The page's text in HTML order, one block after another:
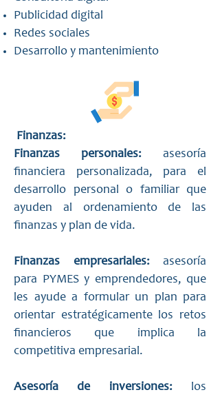
Publicidad digital
Redes sociales
Desarrollo y mantenimiento
Finanzas:
Finanzas personales: asesoría
financiera personalizada, para el
desarrollo personal o familiar que
ayuden al ordenamiento de las
finanzas y plan de vida.
Finanzas empresariales: asesoría
para PYMES y emprendedores, que
les ayude a formular un plan para
orientar estratégicamente los retos
financieros que implica la
competitiva empresarial.
Asesoría de inversiones:los